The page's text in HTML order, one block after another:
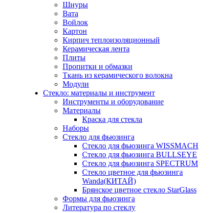
Шнуры
Вата
Войлок
Картон
Кирпич теплоизоляционный
Керамическая лента
Плиты
Пропитки и обмазки
Ткань из керамического волокна
Модули
Стекло: материалы и инструмент
Инструменты и оборудование
Материалы
Краска для стекла
Наборы
Стекло для фьюзинга
Стекло для фьюзинга WISSMACH
Стекло для фьюзинга BULLSEYE
Стекло для фьюзинга SPECTRUM
Стекло цветное для фьюзинга
Wanda(КИТАЙ)
Брянское цветное стекло StarGlass
Формы для фьюзинга
Литература по стеклу